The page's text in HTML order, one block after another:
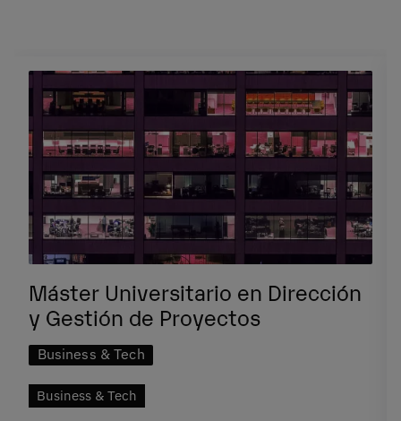
Máster Universitario en Dirección
y Gestión de Proyectos
Business & Tech
Business & Tech